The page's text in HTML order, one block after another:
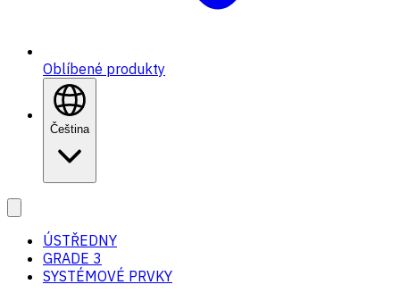
Oblíbené produkty
Čeština
ÚSTŘEDNY
GRADE 3
SYSTÉMOVÉ PRVKY